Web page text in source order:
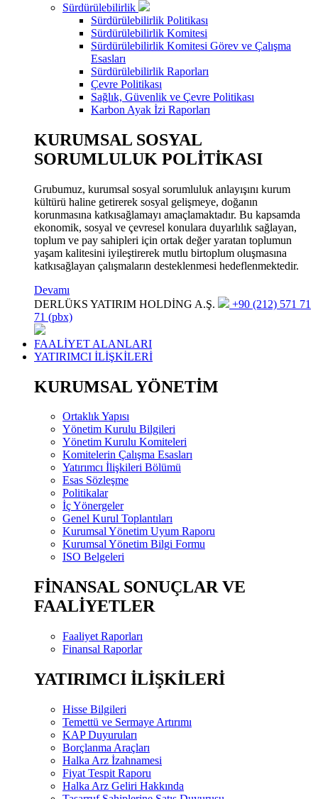
Sürdürülebilirlik
Sürdürülebilirlik Politikası
Sürdürülebilirlik Komitesi
Sürdürülebilirlik Komitesi Görev ve Çalışma
Esasları
Sürdürülebilirlik Raporları
Çevre Politikası
Sağlık, Güvenlik ve Çevre Politikası
Karbon Ayak İzi Raporları
KURUMSAL SOSYAL
SORUMLULUK POLİTİKASI
Grubumuz, kurumsal sosyal sorumluluk anlayışını kurum
kültürü haline getirerek sosyal gelişmeye, doğanın
korunmasına katkısağlamayı amaçlamaktadır. Bu kapsamda
ekonomik, sosyal ve çevresel konulara duyarlılık sağlayan,
toplum ve pay sahipleri için ortak değer yaratan toplumun
yaşam kalitesini iyileştirerek mutlu birtoplum oluşmasına
katkısağlayan çalışmaların desteklenmesi hedeflenmektedir.
Devamı
DERLÜKS YATIRIM HOLDİNG A.Ş.
+90 (212) 571 71
71 (pbx)
FAALİYET ALANLARI
YATIRIMCI İLİŞKİLERİ
KURUMSAL YÖNETİM
Ortaklık Yapısı
Yönetim Kurulu Bilgileri
Yönetim Kurulu Komiteleri
Komitelerin Çalışma Esasları
Yatırımcı İlişkileri Bölümü
Esas Sözleşme
Politikalar
İç Yönergeler
Genel Kurul Toplantıları
Kurumsal Yönetim Uyum Raporu
Kurumsal Yönetim Bilgi Formu
ISO Belgeleri
FİNANSAL SONUÇLAR VE
FAALİYETLER
Faaliyet Raporları
Finansal Raporlar
YATIRIMCI İLİŞKİLERİ
Hisse Bilgileri
Temettü ve Sermaye Artırımı
KAP Duyuruları
Borçlanma Araçları
Halka Arz İzahnamesi
Fiyat Tespit Raporu
Halka Arz Geliri Hakkında